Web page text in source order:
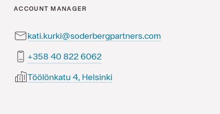
ACCOUNT MANAGER
kati.kurki@soderbergpartners.com
2606 228 04 853+
Töölönkatu 4, Helsinki